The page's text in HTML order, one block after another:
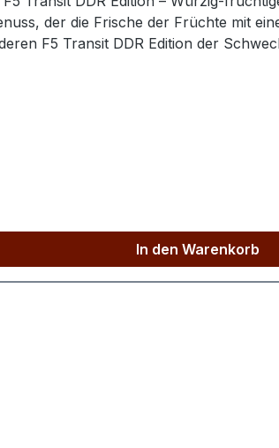
der die Frische der Früchte mit
natürliche fruchtig‑würzige Profil erhalten, während der
In den Warenkorb